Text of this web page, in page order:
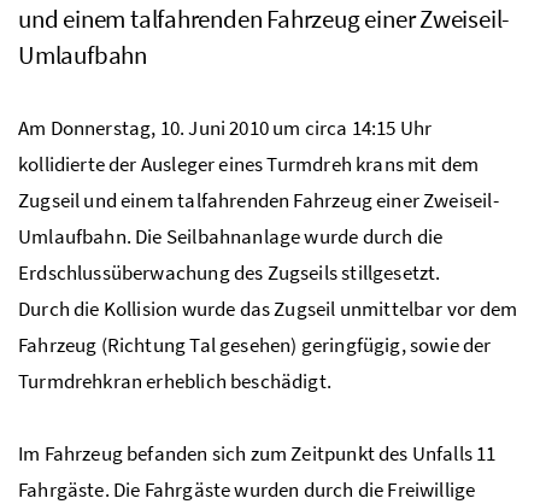
und einem talfahrenden Fahrzeug einer Zweiseil-
Umlaufbahn
Am Donnerstag, 10. Juni 2010 um circa 14:15 Uhr
kollidierte der Ausleger eines Turmdreh krans mit dem
Zugseil und einem talfahrenden Fahrzeug einer Zweiseil-
Umlaufbahn. Die Seilbahnanlage wurde durch die
Erdschlussüberwachung des Zugseils stillgesetzt.
Durch die Kollision wurde das Zugseil unmittelbar vor dem
Fahrzeug (Richtung Tal gesehen) geringfügig, sowie der
Turmdrehkran erheblich beschädigt.
Im Fahrzeug befanden sich zum Zeitpunkt des Unfalls 11
Fahrgäste. Die Fahrgäste wurden durch die Freiwillige